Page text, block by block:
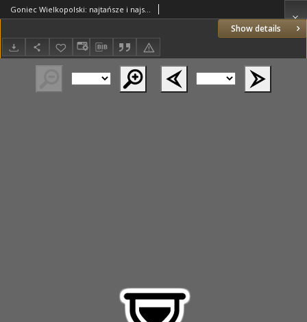
Show details
Goniec Wielkopolski: najtańsze i najstarsze pismo codzienne dla wszystkich stanów 1915.05.30 R.38 Nr121